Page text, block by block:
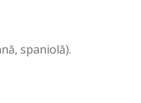
spaniolă).